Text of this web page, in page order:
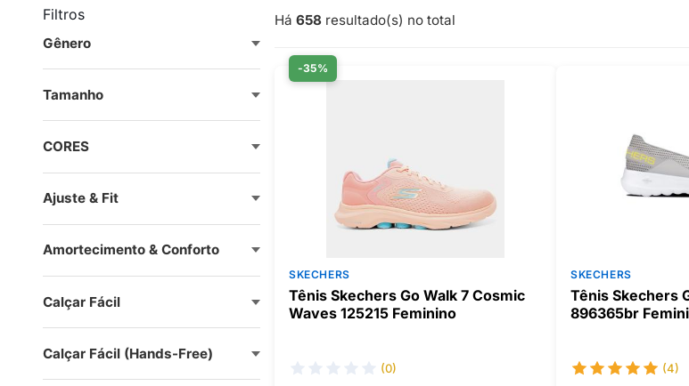
Filtros
Gênero
CORES
Tamanho
Ajuste & Fit
Amortecimento & Conforto
Calçar Fácil
Calçar Fácil (Hands-Free)
Há 658 resultado(s) no total
-35%
SKECHERS
Tênis Skechers Go Walk 7 Cosmic
Waves 125215 Feminino
(0)
SKECHERS
Tênis Skechers
896365br
(4)